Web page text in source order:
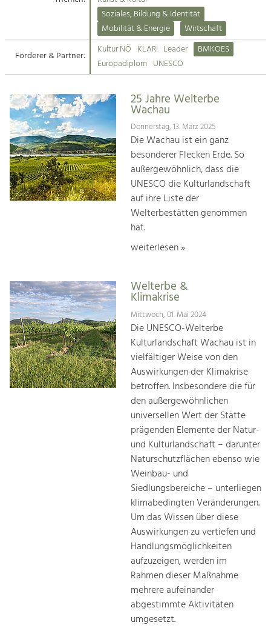
Suche
Impressum
Kontakt
Angebotsentwicklung und
Handwerk, Wissenschaft und Forschung.
Soziales, Bildung &
Identität
Gleichberechtigung, Jugend und
Integration
Mobilität & Energie
Klimawandel, öffentlicher Verkehr und
Steigerung regionaler Wertschöpfung
Soziales, Bildung & Identität
Mobilität & Energie
Wirtschaft
Förderer & Partner:
Kultur NÖ KLAR! Leader
BMKOES
Europadiplom UNESCO
25 Jahre Welterbe
Wachau
Donnerstag, 13. März 2025
Die Wachau ist ein ganz
besonderer Flecken Erde. So
außergewöhnlich, dass die
UNESCO die Kulturlandschaft
auf ihre Liste der
Welterbestätten genommen
hat.
weiterlesen »
Welterbe &
Klimakrise
Mittwoch, 01. Mai 2024
Die UNESCO-Welterbe
Kulturlandschaft Wachau ist in
vielfältiger Weise von den
Auswirkungen der Klimakrise
betroffen. Insbesondere die für
den außergewöhnlichen
universellen Wert der Stätte
prägenden Elemente der Natur-
und Kulturlandschaft – darunter
Naturschutzflächen ebenso wie
Weinbau- und
Siedlungsbereiche – unterliegen
klimabedingten Veränderungen.
Um das Wissen über diese
Auswirkungen zu vertiefen und
Handlungsmöglichkeiten
aufzuzeigen, werden im
Rahmen dieser Maßnahme
mehrere aufeinander
abgestimmte Aktivitäten
umgesetzt.